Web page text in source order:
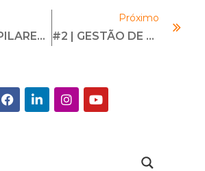
#1 | OS 9 PILARES DO PROGRAMA DE COMPLIANCE | Com Daniel Sibille
Próximo
#2 | GESTÃO DE RISCOS DE COMPLIANCE | Com Matheus Cunha